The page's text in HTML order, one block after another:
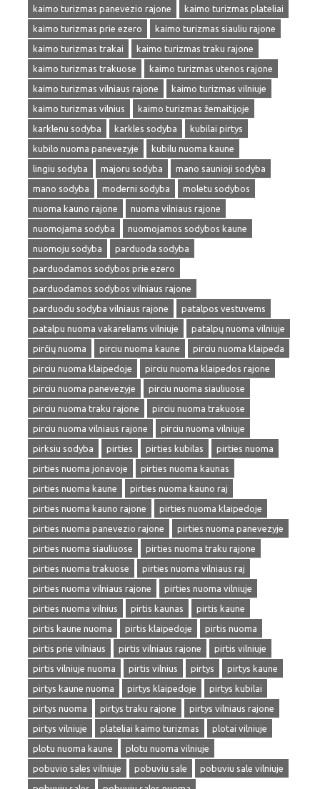
kaimo turizmas panevezio rajone
kaimo turizmas plateliai
kaimo turizmas prie ezero
kaimo turizmas siauliu rajone
kaimo turizmas trakai
kaimo turizmas traku rajone
kaimo turizmas trakuose
kaimo turizmas utenos rajone
kaimo turizmas vilniaus rajone
kaimo turizmas vilniuje
kaimo turizmas vilnius
kaimo turizmas žemaitijoje
karklenu sodyba
karkles sodyba
kubilai pirtys
kubilo nuoma panevezyje
kubilu nuoma kaune
lingiu sodyba
majoru sodyba
mano saunioji sodyba
mano sodyba
moderni sodyba
moletu sodybos
nuoma kauno rajone
nuoma vilniaus rajone
nuomojama sodyba
nuomojamos sodybos kaune
nuomoju sodyba
parduoda sodyba
parduodamos sodybos prie ezero
parduodamos sodybos vilniaus rajone
parduodu sodyba vilniaus rajone
patalpos vestuvems
patalpu nuoma vakareliams vilniuje
patalpų nuoma vilniuje
pirčių nuoma
pirciu nuoma kaune
pirciu nuoma klaipeda
pirciu nuoma klaipedoje
pirciu nuoma klaipedos rajone
pirciu nuoma panevezyje
pirciu nuoma siauliuose
pirciu nuoma traku rajone
pirciu nuoma trakuose
pirciu nuoma vilniaus rajone
pirciu nuoma vilniuje
pirksiu sodyba
pirties pirties kubilas
pirties nuoma
pirties nuoma jonavoje
pirties nuoma kaunas
pirties nuoma kaune
pirties nuoma kauno raj
pirties nuoma kauno rajone
pirties nuoma klaipedoje
pirties nuoma panevezio rajone
pirties nuoma panevezyje
pirties nuoma siauliuose
pirties nuoma traku rajone
pirties nuoma trakuose
pirties nuoma vilniaus raj
pirties nuoma vilniaus rajone
pirties nuoma vilniuje
pirties nuoma vilnius
pirtis kaunas
pirtis kaune
pirtis kaune nuoma
pirtis klaipedoje
pirtis nuoma
pirtis prie vilniaus
pirtis vilniaus rajone
pirtis vilniuje
pirtis vilniuje nuoma
pirtis vilnius pirtys
pirtys kaune
pirtys kaune nuoma
pirtys klaipedoje
pirtys kubilai
pirtys nuoma
pirtys traku rajone
pirtys vilniaus rajone
pirtys vilniuje
plateliai kaimo turizmas
plotai vilniuje
plotu nuoma kaune
plotu nuoma vilniuje
pobuvio sales vilniuje
pobuviu sale
pobuviu sale vilniuje